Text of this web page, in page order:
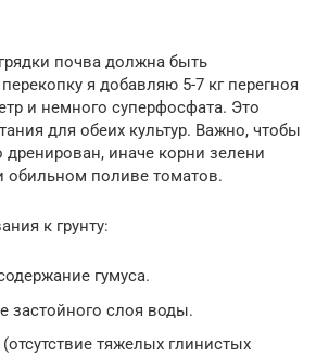
почва должна быть
я добавляю 5-7 кг перегноя
и немного суперфосфата. Это
для обеих культур. Важно, чтобы
дренирован, иначе корни зелени
обильном поливе томатов.
к грунту:
гумуса.
застойного слоя воды.
тяжелых глинистых